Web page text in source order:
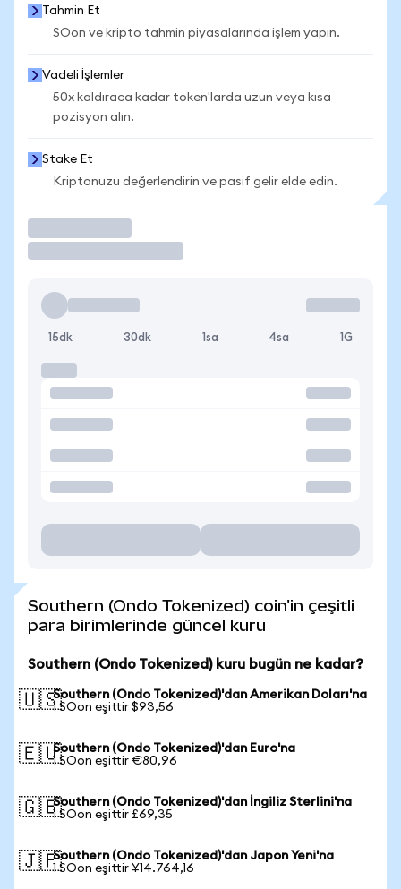
Tahmin Et
SOon ve kripto tahmin piyasalarında işlem yapın.
Vadeli İşlemler
50x kaldıraca kadar token'larda uzun veya kısa
pozisyon alın.
Stake Et
Kriptonuzu değerlendirin ve pasif gelir elde edin.
15dk 30dk 1sa 4sa 1G
Southern (Ondo Tokenized) coin'in çeşitli
para birimlerinde güncel kuru
Southern (Ondo Tokenized) kuru bugün ne kadar?
🇺🇸Southern (Ondo Tokenized)'dan Amerikan Doları'na
1 SOon eşittir $93,56
🇪🇺Southern (Ondo Tokenized)'dan Euro'na
1 SOon eşittir €80,96
🇬🇧Southern (Ondo Tokenized)'dan İngiliz Sterlini'na
1 SOon eşittir £69,35
🇯🇵Southern (Ondo Tokenized)'dan Japon Yeni'na
1 SOon eşittir ¥14.764,16